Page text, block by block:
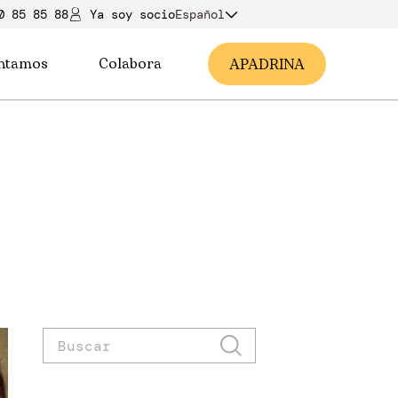
85 85 88 Ya soy socioEspañol
Colabora APADRINA